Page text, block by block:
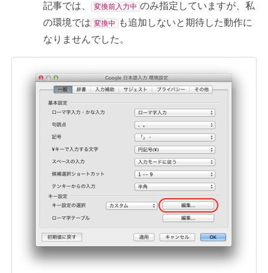
記事では、 変換前入力中 のみ指定していますが、私
の環境では 変換中
も追加しないと期待した動作に
なりませんでした。